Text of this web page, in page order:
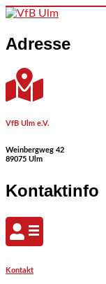
Skip to content
Adresse
VfB Ulm e.V.
Weinbergweg 42
89075 Ulm
Kontaktinfo
Kontakt